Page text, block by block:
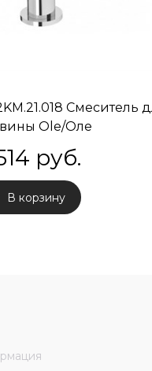
Смеситель
Ole/Оле
без донного
3/8, хром глянец
руб.
В корзину